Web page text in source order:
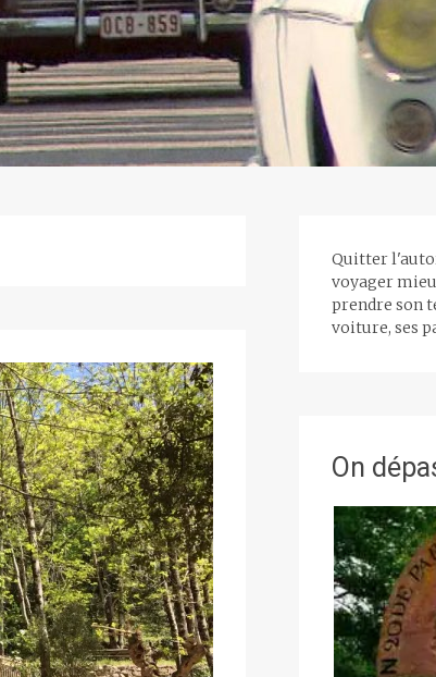
Quitter
voyager
prendre son
voiture, ses
On